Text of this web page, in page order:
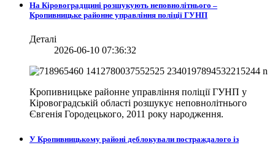
На Кіровоградщині розшукують неповнолітнього –
Кропивницьке районне управління поліції ГУНП
Деталі
2026-06-10 07:36:32
Кропивницьке районне управління поліції ГУНП у
Кіровоградській області розшукує неповнолітнього
Євгенія Городецького, 2011 року народження.
У Кропивницькому районі деблокували постраждалого із